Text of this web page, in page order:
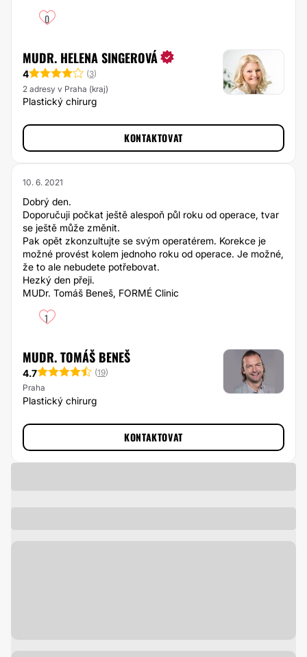
0
MUDR. HELENA SINGEROVÁ
4 (3)
2 adresy v Praha (kraj)
Plastický chirurg
KONTAKTOVAT
10. 6. 2021
Dobrý den.
Doporučuji počkat ještě alespoň půl roku od operace, tvar
se ještě může změnit.
Pak opět zkonzultujte se svým operatérem. Korekce je
možné provést kolem jednoho roku od operace. Je možné,
že to ale nebudete potřebovat.
Hezký den přeji.
MUDr. Tomáš Beneš, FORMÉ Clinic
1
MUDR. TOMÁŠ BENEŠ
4.7 (19)
Praha
Plastický chirurg
KONTAKTOVAT